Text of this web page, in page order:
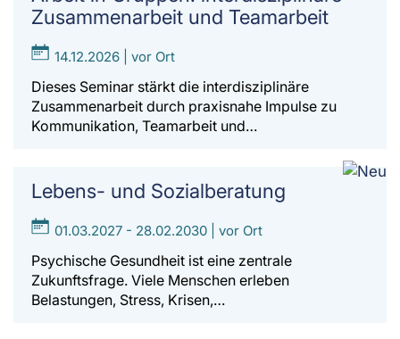
Zusammenarbeit und Teamarbeit
14.12.2026 | vor Ort
Dieses Seminar stärkt die interdisziplinäre
Zusammenarbeit durch praxisnahe Impulse zu
Kommunikation, Teamarbeit und…
Lebens- und Sozialberatung
01.03.2027 - 28.02.2030 | vor Ort
Psychische Gesundheit ist eine zentrale
Zukunftsfrage. Viele Menschen erleben
Belastungen, Stress, Krisen,…